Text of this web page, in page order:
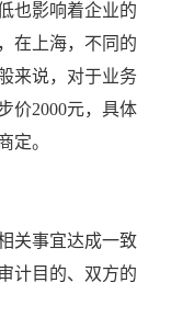
也影响着企业的
在上海，不同的
来说，对于业务
价2000元，具体
定。
关事宜达成一致
计目的、双方的